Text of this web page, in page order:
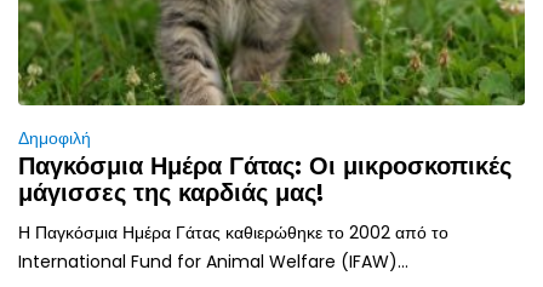
Δημοφιλή
Παγκόσμια Ημέρα Γάτας: Οι μικροσκοπικές
μάγισσες της καρδιάς μας!
Η Παγκόσμια Ημέρα Γάτας καθιερώθηκε το 2002 από το
International Fund for Animal Welfare (IFAW)...